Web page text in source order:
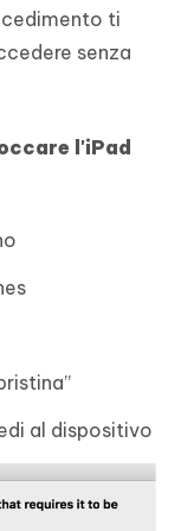
ti
senza
l'iPad
al dispositivo